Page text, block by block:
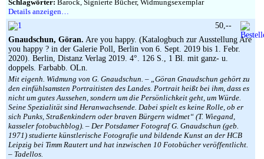
Schlagwörter: Barock, Signierte Bücher, Widmungsexemplar
Details anzeigen…
Gnaudschun, Göran. Are you happy. (Katalogbuch zur Ausstellung Are
you happy ? in der Galerie Poll, Berlin von 6. Sept. 2019 bis 1. Febr.
2020). Berlin, Distanz Verlag 2019. 4°. 126 S., 1 Bl. mit ganz- u.
doppels. Farbabb. OLn.
Mit eigenh. Widmung von G. Gnaudschun. – „Göran Gnaudschun gehört zu
den einfühlsamsten Portraitisten des Landes. Portrait heißt bei ihm, dass es
nicht um gutes Aussehen, sondern um die Persönlichkeit geht, um Würde.
Seine Spezialität sind Heranwachsende. Dabei spielt es keine Rolle, ob er
sich Punks, Straßenkindern oder braven Bürgern widmet“ (T. Wiegand,
kasseler fotobuchblog). – Der Potsdamer Fotograf G. Gnaudschun (geb.
1971) studierte künstlerische Fotografie und bildende Kunst an der HCB
Leipzig bei Timm Rautert und hat inzwischen 10 Fotobücher veröffentlicht.
– Tadellos.
50,--